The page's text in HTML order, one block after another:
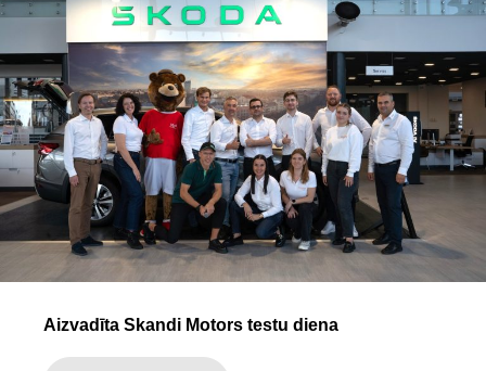
Aizvadīta Skandi Motors testu diena